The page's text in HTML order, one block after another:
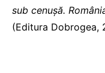
sub cenuşă.
(Editura Dobrogea,